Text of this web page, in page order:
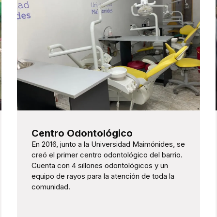
Centro Odontológico
En 2016, junto a la Universidad Maimónides, se
creó el primer centro odontológico del barrio.
Cuenta con 4 sillones odontológicos y un
equipo de rayos para la atención de toda la
comunidad.